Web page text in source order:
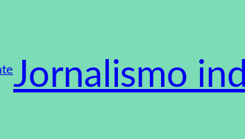
Jornalismo